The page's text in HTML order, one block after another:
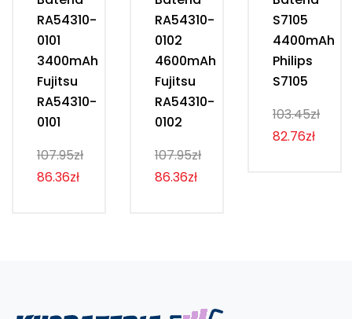
RA54310-
0101
3400mAh
Fujitsu
RA54310-
0101
107.95zł
86.36zł
RA54310-
0102
4600mAh
Fujitsu
RA54310-
0102
107.95zł
86.36zł
S7105
4400mAh
Philips
S7105
103.45zł
82.76zł